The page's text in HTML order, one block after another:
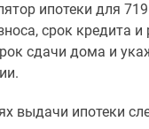
ипотеки для
срок кредита
сдачи дома и
выдачи ипотеки